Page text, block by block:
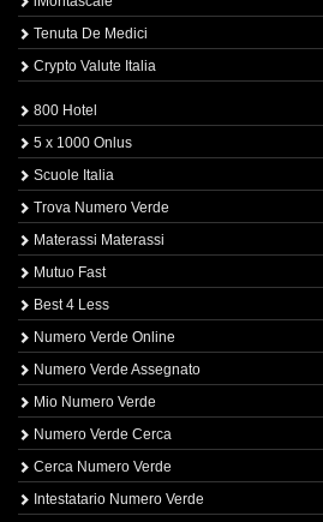
Tenuta De Medici
Crypto Valute Italia
800 Hotel
5 x 1000 Onlus
Scuole Italia
Trova Numero Verde
Materassi Materassi
Mutuo Fast
Best 4 Less
Numero Verde Online
Numero Verde Assegnato
Mio Numero Verde
Numero Verde Cerca
Cerca Numero Verde
Intestatario Numero Verde